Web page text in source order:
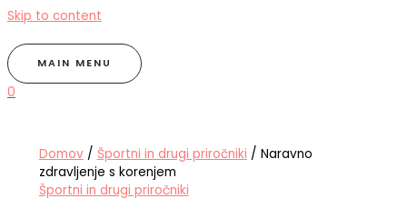
Skip to content
MAIN MENU
0
Domov/ Športni in drugi priročniki / Naravno
zdravljenje s korenjem
Športni in drugi priročniki